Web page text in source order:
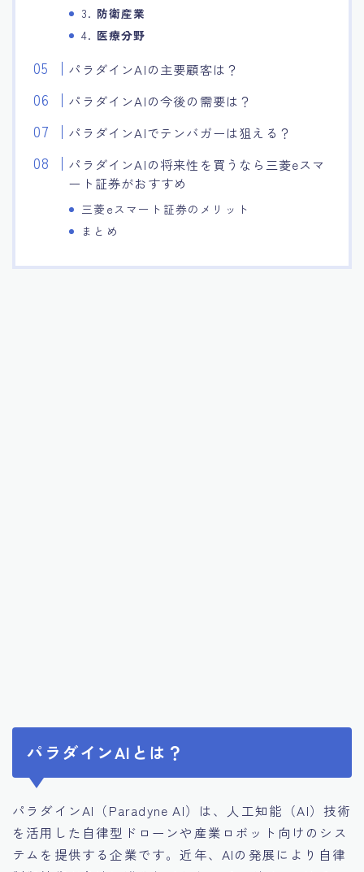
3. 防衛産業
4. 医療分野
パラダインAIの主要顧客は？
パラダインAIの今後の需要は？
パラダインAIでテンバガーは狙える？
パラダインAIの将来性を買うなら三菱eスマ
ート証券がおすすめ
三菱eスマート証券のメリット
まとめ
パラダインAIとは？
パラダインAI（Paradyne AI）は、人工知能（AI）技術
を活用した自律型ドローンや産業ロボット向けのシス
テムを提供する企業です。近年、AIの発展により自律